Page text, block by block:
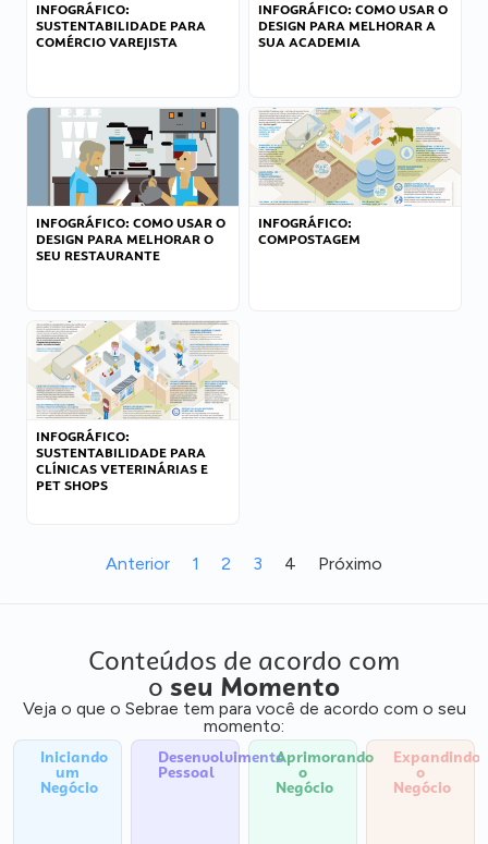
INFOGRÁFICO:
SUSTENTABILIDADE PARA
COMÉRCIO VAREJISTA
INFOGRÁFICO: COMO USAR O
DESIGN PARA MELHORAR A
SUA ACADEMIA
INFOGRÁFICO: COMO USAR O
DESIGN PARA MELHORAR O
SEU RESTAURANTE
INFOGRÁFICO:
COMPOSTAGEM
INFOGRÁFICO:
SUSTENTABILIDADE PARA
CLÍNICAS VETERINÁRIAS E
PET SHOPS
Anterior 1 2 3 4 Próximo
Conteúdos de acordo com
o seu Momento
Veja o que o Sebrae tem para você de acordo com o seu
momento:
Iniciando
um
Negócio
Desenvolvimento
Pessoal
Aprimorando
o
Negócio
Expandindo
o
Negócio